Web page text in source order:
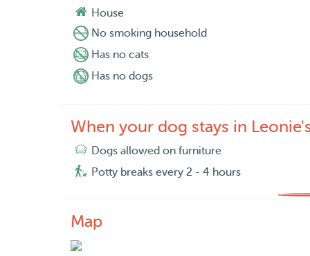
House
No smoking household
Has no cats
Has no dogs
When your dog stays in
Dogs allowed on furniture
Potty breaks every 2 - 4 hours
Map